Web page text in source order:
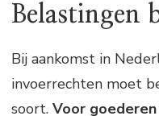
Belastingen
Bij aankomst in
invoerrechten moet
soort. Voor